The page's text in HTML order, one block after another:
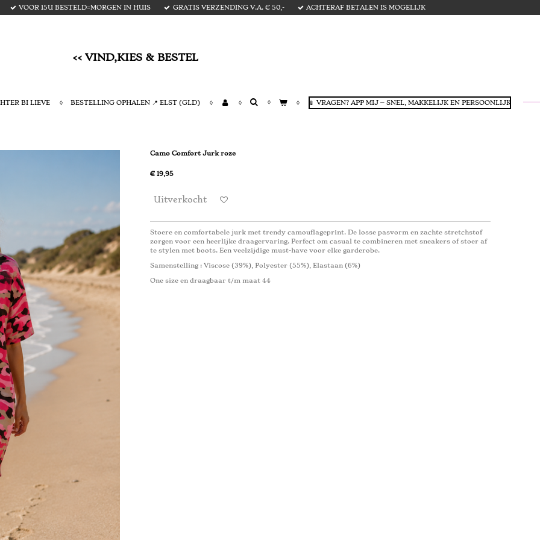
VOOR 15U BESTELD=MORGEN IN HUIS GRATIS VERZENDING V.A. € 50,- ACHTERAF BETALEN IS MOGELIJK
<< VIND,KIES & BESTEL
BI LIEVE BESTELLING OPHALEN 📍 ELST (GLD) 📱 VRAGEN? APP MIJ – SNEL, MAKKELIJK EN PERSOONLIJK
Camo Comfort Jurk roze
€ 19,95
Uitverkocht
Stoere en comfortabele jurk met trendy camouflageprint. De losse pasvorm en zachte stretchstof
zorgen voor een heerlijke draagervaring. Perfect om casual te combineren met sneakers of stoer af
te stylen met boots. Een veelzijdige must-have voor elke garderobe.
Samenstelling : Viscose (39%), Polyester (55%), Elastaan ​​(6%)
One size en draagbaar t/m maat 44